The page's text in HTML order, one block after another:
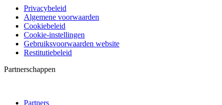
Privacybeleid
Algemene voorwaarden
Cookiebeleid
Cookie-instellingen
Gebruiksvoorwaarden website
Restitutiebeleid
Partnerschappen
Partners